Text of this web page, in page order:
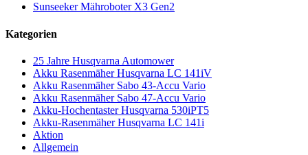
Sunseeker Mähroboter X3 Gen2
Kategorien
25 Jahre Husqvarna Automower
Akku Rasenmäher Husqvarna LC 141iV
Akku Rasenmäher Sabo 43-Accu Vario
Akku Rasenmäher Sabo 47-Accu Vario
Akku-Hochentaster Husqvarna 530iPT5
Akku-Rasenmäher Husqvarna LC 141i
Aktion
Allgemein